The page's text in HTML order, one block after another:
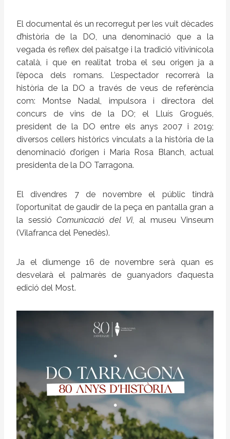
El documental és un recorregut per les vuit dècades
d’història de la DO, una denominació que a la
vegada és reflex del paisatge i la tradició vitivinícola
català, i que en realitat troba el seu origen ja a
l’època dels romans. L’espectador recorrerà la
història de la DO a través de veus de referència
com: Montse Nadal, impulsora i directora del
concurs de vins de la DO; el Lluís Grogués,
president de la DO entre els anys 2007 i 2019;
diversos cellers històrics vinculats a la història de la
denominació d’origen i Maria Rosa Blanch, actual
presidenta de la DO Tarragona.
El divendres 7 de novembre el públic tindrà
l’oportunitat de gaudir de la peça en pantalla gran a
la sessióComunicació del Vi, al museu Vinseum
(Vilafranca del Penedès).
Ja el diumenge 16 de novembre serà quan es
desvelarà el palmarès de guanyadors d’aquesta
edició del Most.